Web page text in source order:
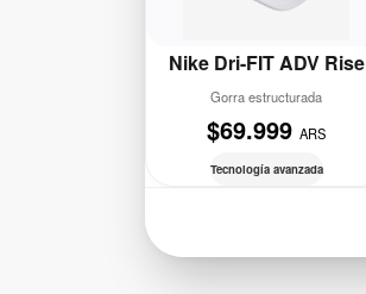
Nike Dri-FIT ADV Rise
Gorra estructurada
$69.999 ARS
Tecnología avanzada